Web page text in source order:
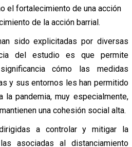
el fortalecimiento de una acción
de la acción barrial.
sido explicitadas por diversas
del estudio es que permite
cómo las medidas
y sus entornos les han permitido
la pandemia, muy especialmente,
una cohesión social alta.
a controlar y mitigar la
asociadas al distanciamiento